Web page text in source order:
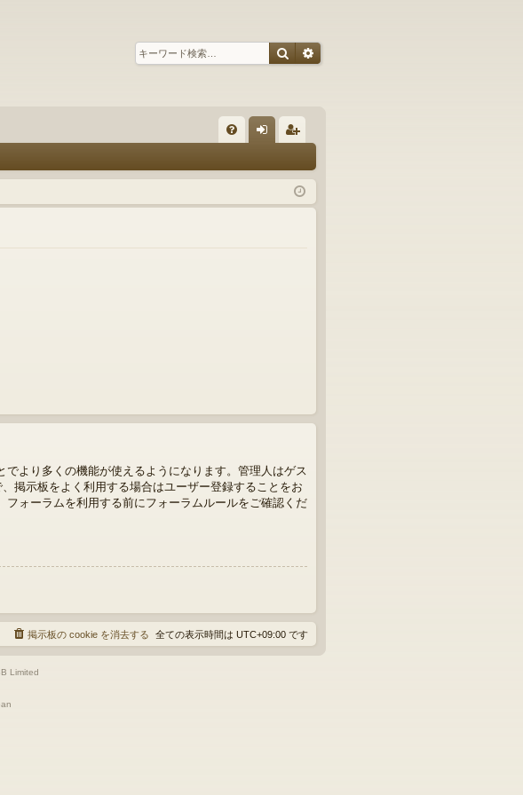
検索 詳細検索
Q イ
ン
ザ
ー
より多くの機能が使えるようになります。管理人はゲス
掲示板をよく利用する場合はユーザー登録することをお
ォーラムを利用する前にフォーラムルールをご確認くだ
全ての表示時間は UTC+09:00 です
掲示板の cookie を消去する
Limited